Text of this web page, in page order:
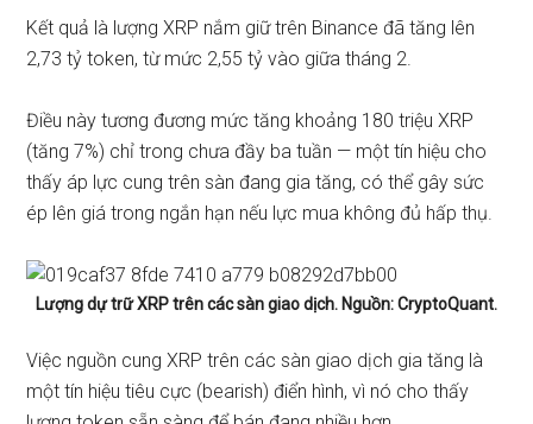
Kết quả là lượng XRP nắm giữ trên Binance đã tăng lên
2,73 tỷ token, từ mức 2,55 tỷ vào giữa tháng 2.
Điều này tương đương mức tăng khoảng 180 triệu XRP
(tăng 7%) chỉ trong chưa đầy ba tuần — một tín hiệu cho
thấy áp lực cung trên sàn đang gia tăng, có thể gây sức
ép lên giá trong ngắn hạn nếu lực mua không đủ hấp thụ.
Lượng dự trữ XRP trên các sàn giao dịch. Nguồn: CryptoQuant.
Việc nguồn cung XRP trên các sàn giao dịch gia tăng là
một tín hiệu tiêu cực (bearish) điển hình, vì nó cho thấy